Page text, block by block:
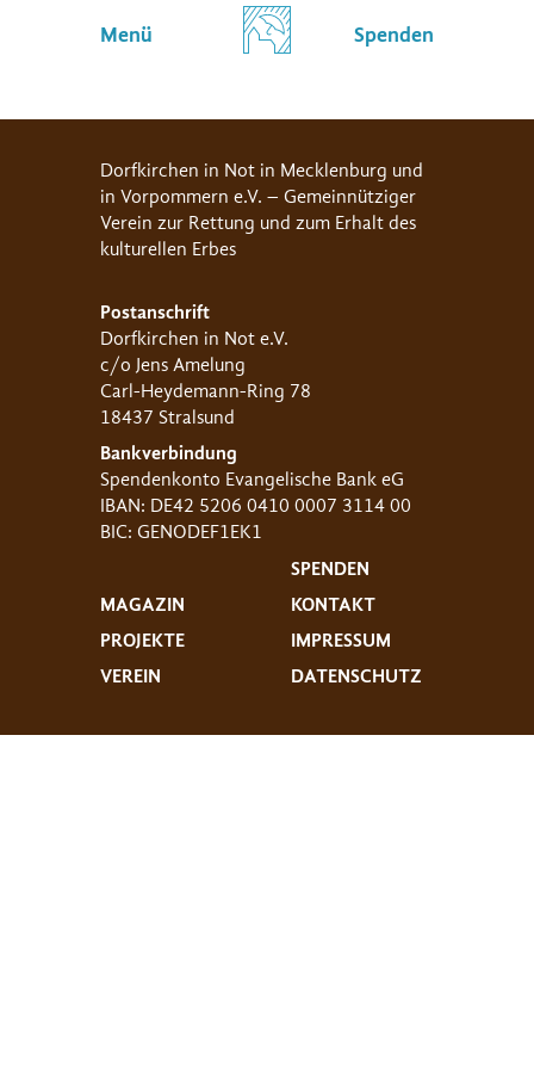
Menü Spenden
Dorfkirchen in Not in Mecklenburg und
in Vorpommern e.V. – Gemeinnütziger
Verein zur Rettung und zum Erhalt des
kulturellen Erbes
Postanschrift
Dorfkirchen in Not e.V.
c/o Jens Amelung
Carl-Heydemann-Ring 78
18437 Stralsund
Bankverbindung
Spendenkonto Evangelische Bank eG
IBAN: DE42 5206 0410 0007 3114 00
BIC: GENODEF1EK1
MAGAZIN
PROJEKTE
VEREIN
SPENDEN
KONTAKT
IMPRESSUM
DATENSCHUTZ